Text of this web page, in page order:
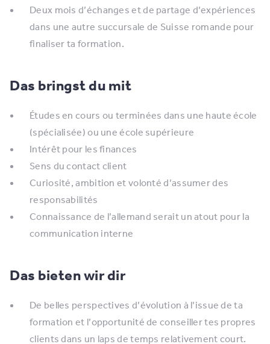
Deux mois d’échanges et de partage d’expériences
dans une autre succursale de Suisse romande pour
finaliser ta formation.
Das bringst du mit
Études en cours ou terminées dans une haute école
(spécialisée) ou une école supérieure
Intérêt pour les finances
Sens du contact client
Curiosité, ambition et volonté d’assumer des
responsabilités
Connaissance de l’allemand serait un atout pour la
communication interne
Das bieten wir dir
De belles perspectives d’évolution à l’issue de ta
formation et l’opportunité de conseiller tes propres
clients dans un laps de temps relativement court.